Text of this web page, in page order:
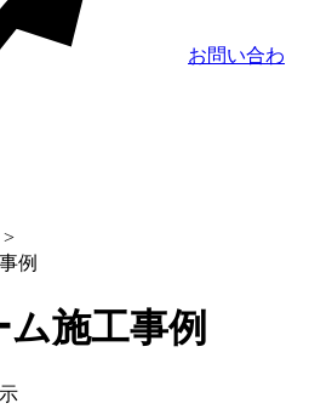
お問い合わ
>
例
施工事例